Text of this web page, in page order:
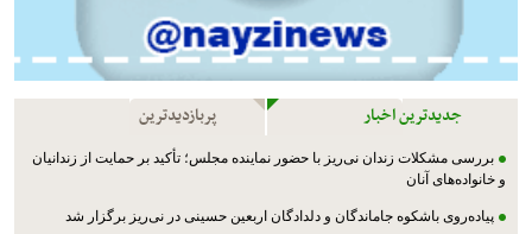
جدیدترین اخبار پربازدیدترین
بررسی مشکلات زندان نی‌ریز با حضور نماینده مجلس؛ تأکید بر حمایت از زندانیان
و خانواده‌های آنان
پیاده‌روی باشکوه جاماندگان و دلدادگان اربعین حسینی در نی‌ریز برگزار شد